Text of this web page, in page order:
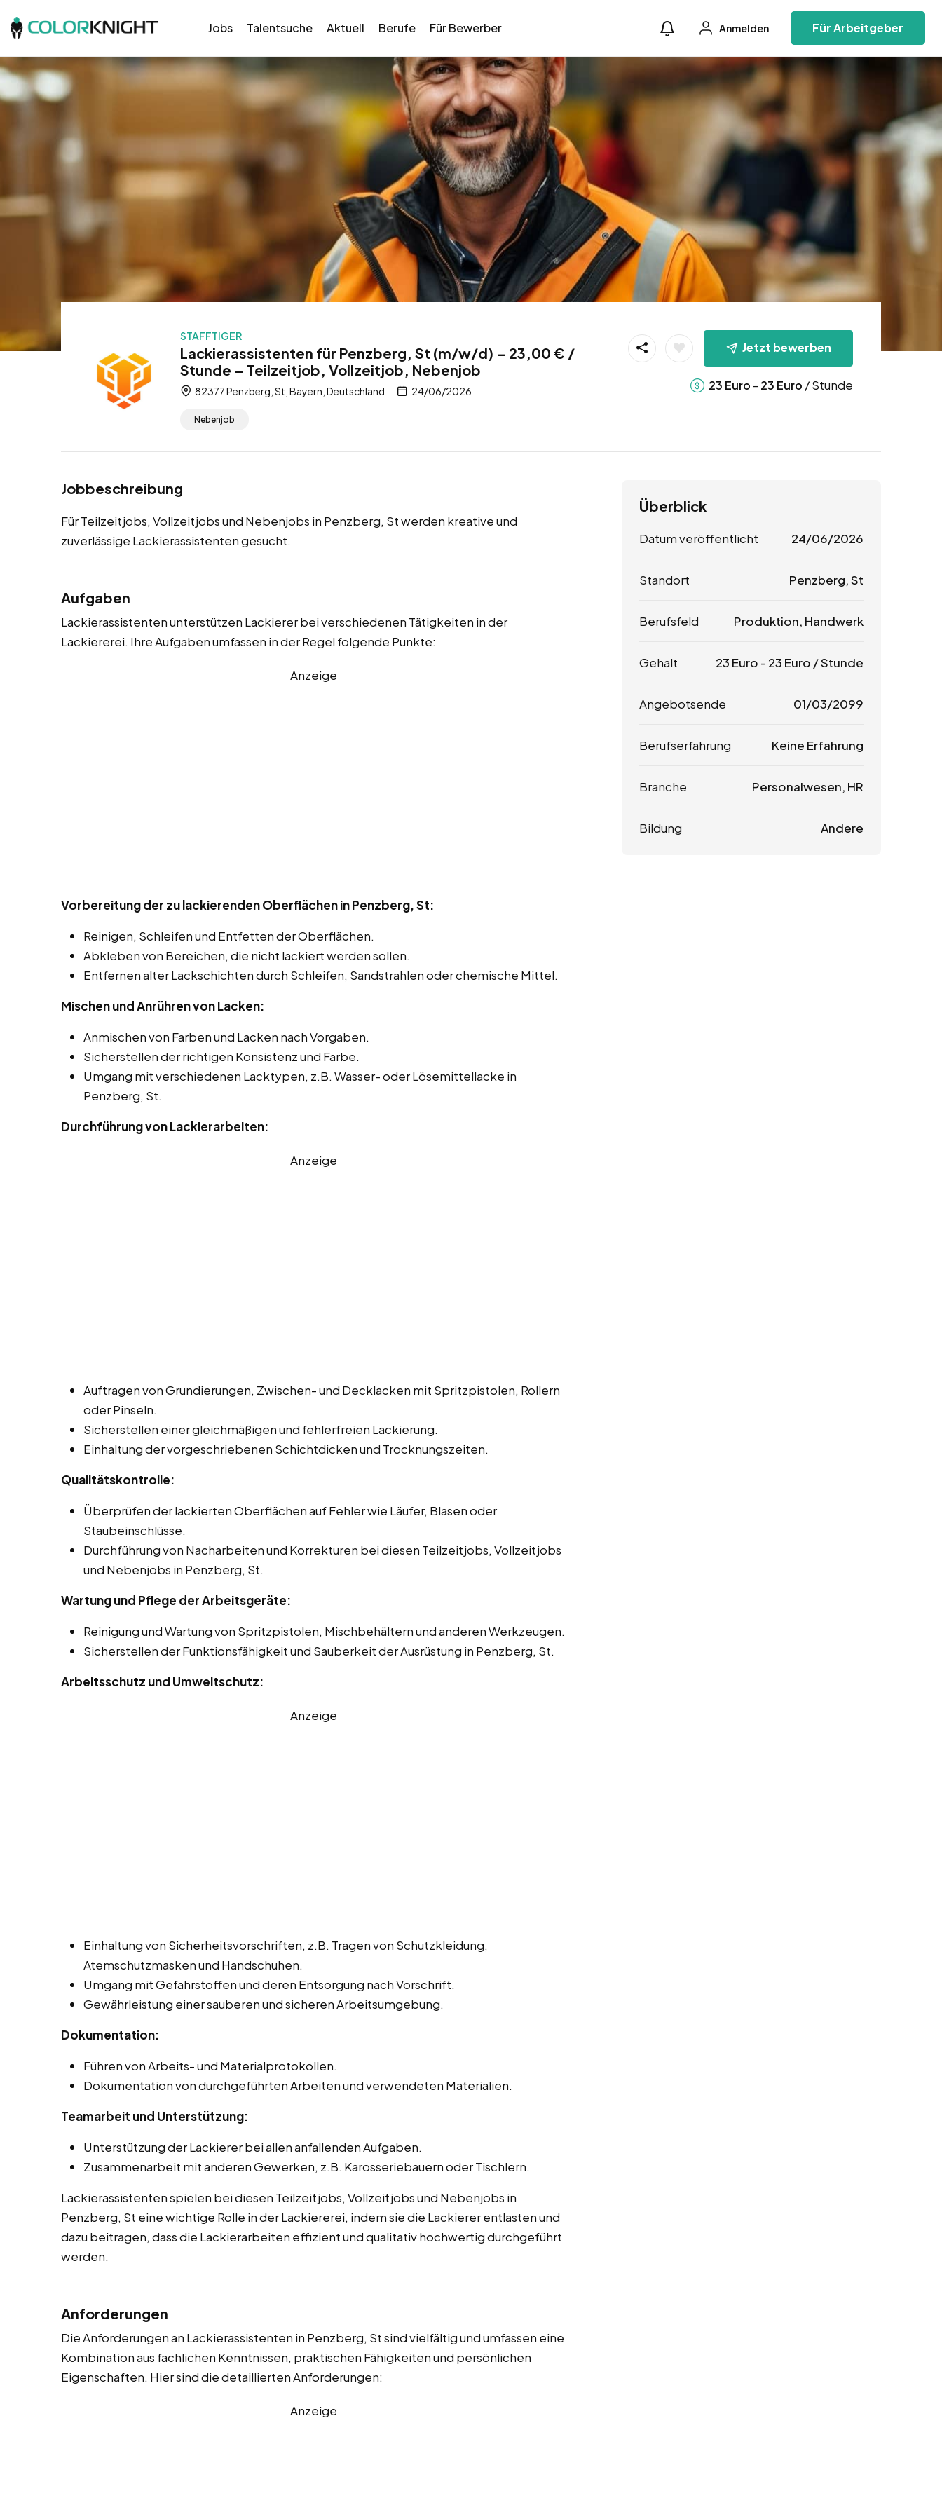
Jobs Talentsuche Aktuell Berufe Für Bewerber Anmelden Für Arbeitgeber
STAFFTIGER
Lackierassistenten für Penzberg, St (m/w/d) – 23,00 € /
Stunde – Teilzeitjob, Vollzeitjob, Nebenjob
82377 Penzberg, St, Bayern, Deutschland 24/06/2026
Nebenjob
Jetzt bewerben
23 Euro - 23 Euro / Stunde
Jobbeschreibung
Für Teilzeitjobs, Vollzeitjobs und Nebenjobs in Penzberg, St werden kreative und
zuverlässige Lackierassistenten gesucht.
Aufgaben
Lackierassistenten unterstützen Lackierer bei verschiedenen Tätigkeiten in der
Lackiererei. Ihre Aufgaben umfassen in der Regel folgende Punkte:
Anzeige
Vorbereitung der zu lackierenden Oberflächen in Penzberg, St:
Reinigen, Schleifen und Entfetten der Oberflächen.
Abkleben von Bereichen, die nicht lackiert werden sollen.
Entfernen alter Lackschichten durch Schleifen, Sandstrahlen oder chemische Mittel.
Mischen und Anrühren von Lacken:
Anmischen von Farben und Lacken nach Vorgaben.
Sicherstellen der richtigen Konsistenz und Farbe.
Umgang mit verschiedenen Lacktypen, z.B. Wasser- oder Lösemittellacke in
Penzberg, St.
Durchführung von Lackierarbeiten:
Anzeige
Auftragen von Grundierungen, Zwischen- und Decklacken mit Spritzpistolen, Rollern
oder Pinseln.
Sicherstellen einer gleichmäßigen und fehlerfreien Lackierung.
Einhaltung der vorgeschriebenen Schichtdicken und Trocknungszeiten.
Qualitätskontrolle:
Überprüfen der lackierten Oberflächen auf Fehler wie Läufer, Blasen oder
Staubeinschlüsse.
Durchführung von Nacharbeiten und Korrekturen bei diesen Teilzeitjobs, Vollzeitjobs
und Nebenjobs in Penzberg, St.
Wartung und Pflege der Arbeitsgeräte:
Reinigung und Wartung von Spritzpistolen, Mischbehältern und anderen Werkzeugen.
Sicherstellen der Funktionsfähigkeit und Sauberkeit der Ausrüstung in Penzberg, St.
Arbeitsschutz und Umweltschutz:
Anzeige
Einhaltung von Sicherheitsvorschriften, z.B. Tragen von Schutzkleidung,
Atemschutzmasken und Handschuhen.
Umgang mit Gefahrstoffen und deren Entsorgung nach Vorschrift.
Gewährleistung einer sauberen und sicheren Arbeitsumgebung.
Dokumentation:
Führen von Arbeits- und Materialprotokollen.
Dokumentation von durchgeführten Arbeiten und verwendeten Materialien.
Teamarbeit und Unterstützung:
Unterstützung der Lackierer bei allen anfallenden Aufgaben.
Zusammenarbeit mit anderen Gewerken, z.B. Karosseriebauern oder Tischlern.
Lackierassistenten spielen bei diesen Teilzeitjobs, Vollzeitjobs und Nebenjobs in
Penzberg, St eine wichtige Rolle in der Lackiererei, indem sie die Lackierer entlasten und
dazu beitragen, dass die Lackierarbeiten effizient und qualitativ hochwertig durchgeführt
werden.
Anforderungen
Die Anforderungen an Lackierassistenten in Penzberg, St sind vielfältig und umfassen eine
Kombination aus fachlichen Kenntnissen, praktischen Fähigkeiten und persönlichen
Eigenschaften. Hier sind die detaillierten Anforderungen:
Anzeige
Überblick
Datum veröffentlicht 24/06/2026
Standort Penzberg, St
Berufsfeld Produktion, Handwerk
Gehalt 23 Euro - 23 Euro / Stunde
Angebotsende 01/03/2099
Berufserfahrung Keine Erfahrung
Branche Personalwesen, HR
Bildung Andere